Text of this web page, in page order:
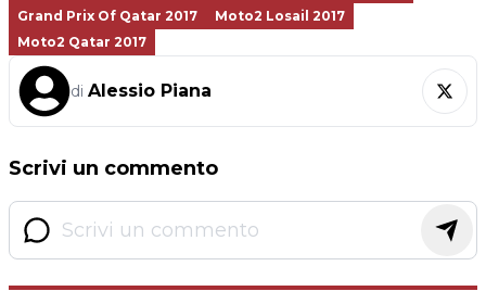
Grand Prix Of Qatar 2017
Moto2 Losail 2017
Moto2 Qatar 2017
di Alessio Piana
Scrivi un commento